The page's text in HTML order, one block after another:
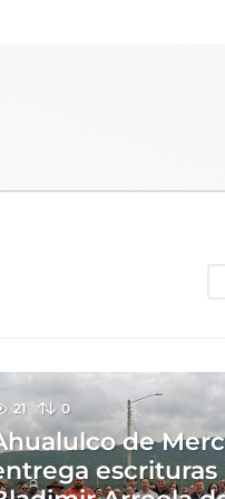
21 0
de
escrituras